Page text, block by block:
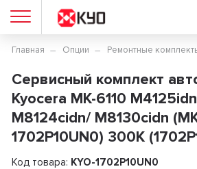
Главная Опции Ремонтные
Сервисный комплект
Kyocera MK-6110
M8124cidn/ M8130cidn
1702P10UN0) 300K
Код товара: KYO-1702P10UN0